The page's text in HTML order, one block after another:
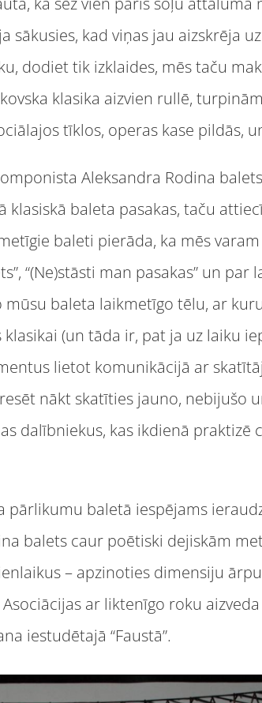
kad viņas jau aizskrēja
dodiet tik izklaides, mēs taču
klasika aizvien rullē,
tīklos, operas kase pildās,
Aleksandra Rodina
klasiskā baleta pasakas, taču
baleti pierāda, ka mēs
“(Ne)stāsti man pasakas” un par
mūsu baleta laikmetīgo tēlu, ar
(un tāda ir, pat ja uz laiku
lietot komunikācijā ar
nākt skatīties jauno, nebijušo
dalībniekus, kas ikdienā praktizē
pārlikumu baletā iespējams
balets caur poētiski dejiskām
– apzinoties dimensiju
ar liktenīgo roku
iestudētajā “Faustā”.